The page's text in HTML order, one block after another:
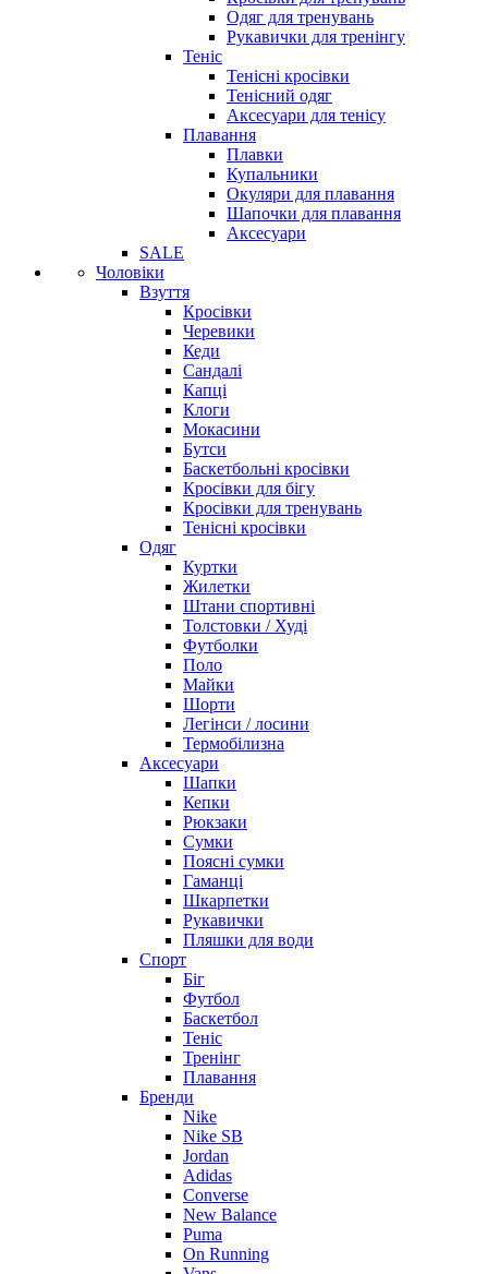
Одяг для тренувань
Рукавички для тренінгу
Теніс
Тенісні кросівки
Тенісний одяг
Аксесуари для тенісу
Плавання
Плавки
Купальники
Окуляри для плавання
Шапочки для плавання
Аксесуари
SALE
Чоловіки
Взуття
Кросівки
Черевики
Кеди
Сандалі
Капці
Клоги
Мокасини
Бутси
Баскетбольні кросівки
Кросівки для бігу
Кросівки для тренувань
Тенісні кросівки
Одяг
Куртки
Жилетки
Штани спортивні
Толстовки / Худі
Футболки
Поло
Майки
Шорти
Легінси / лосини
Термобілизна
Аксесуари
Шапки
Кепки
Рюкзаки
Сумки
Поясні сумки
Гаманці
Шкарпетки
Рукавички
Пляшки для води
Спорт
Біг
Футбол
Баскетбол
Теніс
Тренінг
Плавання
Бренди
Nike
Nike SB
Jordan
Adidas
Converse
New Balance
Puma
On Running